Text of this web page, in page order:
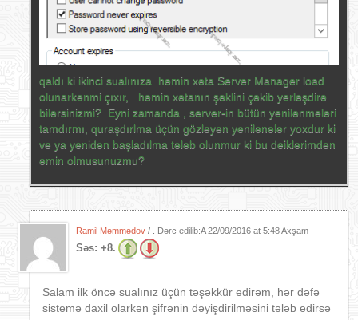
qaldı ki ikinci sualınıza həmin xəta Server Manager load
olunarkənmi çıxır, həmin xətanın şəklini çəkib yerləşdirə
bilərsinizmi? Eyni zamanda , server-in bütün yenilənmələri
tamdırmı, quraşdırlma üçün gözləyən yenilənələr yoxdur ki
ve ya yenidən başladılma tələb olunmur ki bu deiklərimdən
əmin olmusunuzmu?
Ramil Məmmədov / . Dərc edilib:A22/09/2016 at 5:48 Axşam
Səs: +8.
Salam ilk öncə sualınız üçün təşəkkür edirəm, hər dəfə
sistemə daxil olarkən şifrənin dəyişdirilməsini tələb edirsə